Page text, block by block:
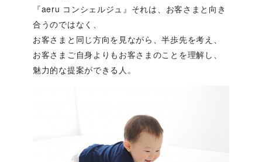
『aeru コンシェルジュ』それは、お客さまと向き
合うのではなく、
お客さまと同じ方向を見ながら、半歩先を考え、
お客さまご自身よりもお客さまのことを理解し、
魅力的な提案ができる人。